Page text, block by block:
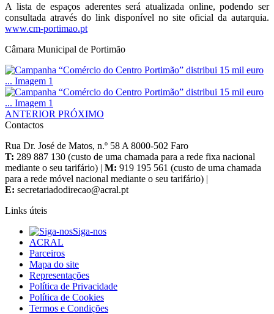
A lista de espaços aderentes será atualizada online, podendo ser
consultada através do link disponível no site oficial da autarquia.
www.cm-portimao.pt
Câmara Municipal de Portimão
ANTERIOR PRÓXIMO
Contactos
Rua Dr. José de Matos, n.º 58 A 8000-502 Faro
T: 289 887 130 (custo de uma chamada para a rede fixa nacional
mediante o seu tarifário) | M: 919 195 561 (custo de uma chamada
para a rede móvel nacional mediante o seu tarifário) |
E:
Links úteis
Siga-nos
ACRAL
Parceiros
Mapa do site
Representações
Política de Privacidade
Política de Cookies
Termos e Condições